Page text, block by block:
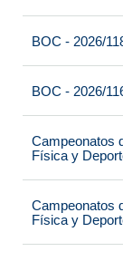
BOC - 2026/
BOC - 2026/
Campeonatos
Física y
Campeonatos
Física y